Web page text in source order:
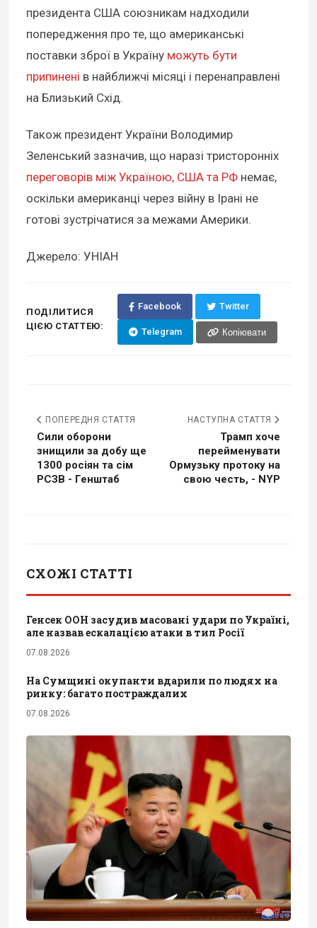
президента США союзникам надходили
попередження про те, що американські
поставки зброї в Україну можуть бути
припинені в найближчі місяці і перенаправлені
на Близький Схід.
Також президент України Володимир
Зеленський зазначив, що наразі тристоронніх
переговорів між Україною, США та РФ немає,
оскільки американці через війну в Ірані не
готові зустрічатися за межами Америки.
Джерело: УНІАН
ПОДІЛИТИСЯ
ЦІЄЮ СТАТТЕЮ:
Facebook Twitter
Telegram Копіювати
ПОПЕРЕДНЯ СТАТТЯ
Сили оборони
знищили за добу ще
1300 росіян та сім
РСЗВ - Генштаб
НАСТУПНА СТАТТЯ
Трамп хоче
перейменувати
Ормузьку протоку на
свою честь, - NYP
СХОЖІ СТАТТІ
Генсек ООН засудив масовані удари по Україні,
але назвав ескалацією атаки в тил Росії
07.08.2026
На Сумщині окупанти вдарили по людях на
ринку: багато постраждалих
07.08.2026